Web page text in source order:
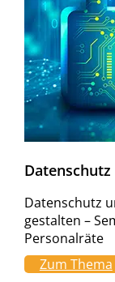
Datenschutz
gestalten –
Personalräte
Zum Thema